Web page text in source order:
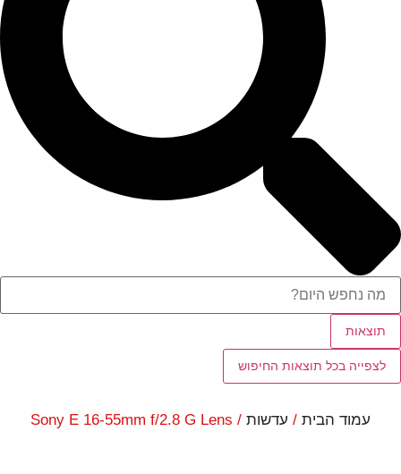
תוצאות
לצפייה בכל תוצאות החיפוש
עמוד הבית / עדשות / Sony E 16-55mm f/2.8 G Lens